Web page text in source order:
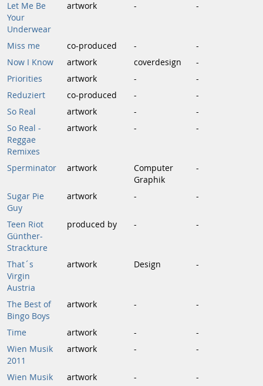
Let Me Be
Your
Underwear
artwork - -
Miss me co-produced -
-
Now I Know
artwork coverdesign
-
Priorities
artwork -
-
Reduziert
co-produced -
-
So Real
artwork -
-
So Real -
Reggae
Remixes
artwork - -
Sperminator artwork
Computer
Graphik
-
Sugar Pie
Guy
artwork - -
Teen Riot
Günther-
Strackture
produced by - -
That´s
Virgin
Austria
artwork Design -
The Best of
Bingo Boys
artwork - -
Time artwork -
-
Wien Musik
2011
artwork - -
Wien Musik
artwork - -